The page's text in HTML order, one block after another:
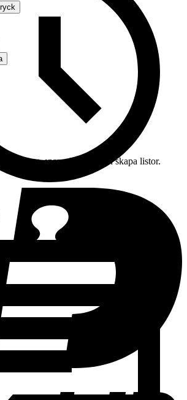
spara drycker och skapa listor.